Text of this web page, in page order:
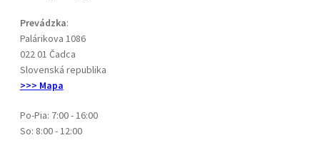
Prevádzka:
Palárikova 1086
022 01 Čadca
Slovenská republika
>>> Mapa
Po-Pia: 7:00 - 16:00
So: 8:00 - 12:00